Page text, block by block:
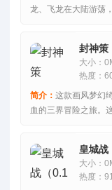
龙、飞龙在大陆游荡
封神策
大小：
热度：
简介： 这款画风梦幻
血的三界冒险之旅。
皇城战
大小：
热度：